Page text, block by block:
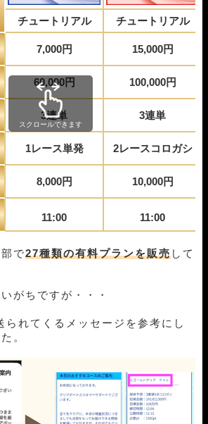
チュートリアル チュートリアル
7,000円 15,000円
60,000円 100,000円
3連単 3連単
1レース単発 2レースコロガシ
8,000円 10,000円
11:00 11:00
スクロールできます
で27種類の有料プランを販売して
がちですが・・・
れてくるメッセージを参考にし
。